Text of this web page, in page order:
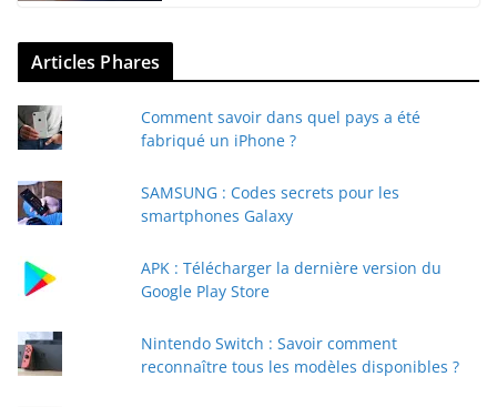
Articles Phares
Comment savoir dans quel pays a été
fabriqué un iPhone ?
SAMSUNG : Codes secrets pour les
smartphones Galaxy
APK : Télécharger la dernière version du
Google Play Store
Nintendo Switch : Savoir comment
reconnaître tous les modèles disponibles ?